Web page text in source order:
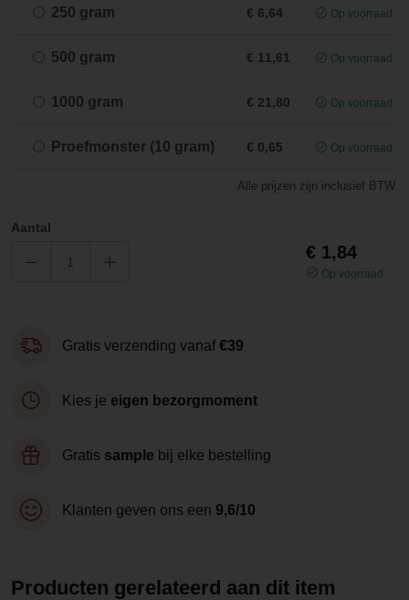
250 gram € 6,64 Op voorraad
500 gram € 11,61 Op voorraad
1000 gram € 21,80 Op voorraad
Proefmonster (10 gram) € 0,65 Op voorraad
Alle prijzen zijn inclusief BTW.
Aantal
€ 1,84
Op voorraad
Gratis verzending vanaf €39
Kies je eigen bezorgmoment
Gratis sample bij elke bestelling
Klanten geven ons een 9,6/10
Producten gerelateerd aan dit item